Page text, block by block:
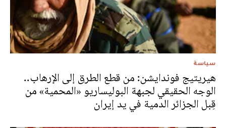
سياسة
هيريتيج فوندايشن: من قطع الطرق إلى الإرهاب..
الوجه الحقيقي لجبهة البوليساريو «المحمية» من
قِبل الجزائر الدمية في يد إيران